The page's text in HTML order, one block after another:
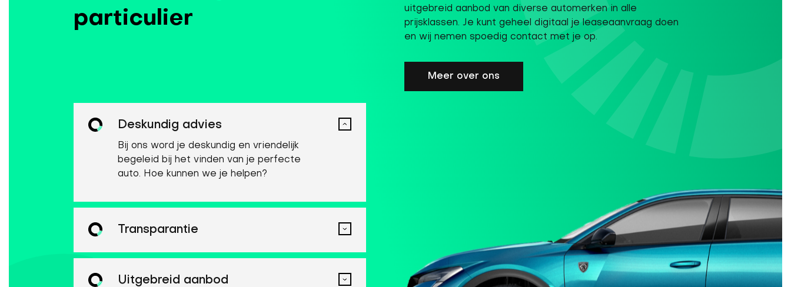
particulier
uitgebreid aanbod van diverse automerken in alle
prijsklassen. Je kunt geheel digitaal je leaseaanvraag doen
en wij nemen spoedig contact met je op.
Meer over ons
Deskundig advies
Bij ons word je deskundig en vriendelijk
begeleid bij het vinden van je perfecte
auto. Hoe kunnen we je helpen?
Transparantie
Uitgebreid aanbod